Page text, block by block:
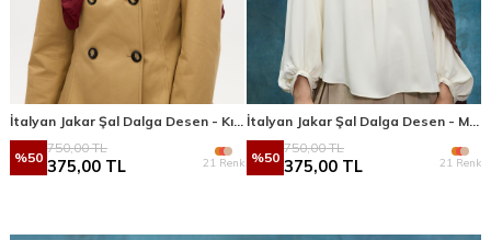
%50
750,00TL
375,00 TL 21 Renk %50
750,00TL
375,00 TL 21 Renk